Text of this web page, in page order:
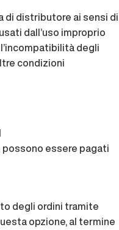
di distributore ai sensi di
dall’uso improprio
degli
condizioni
possono essere pagati
degli ordini tramite
opzione, al termine